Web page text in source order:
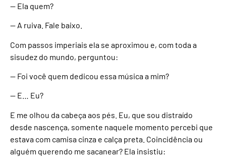
— Ela quem?
— A ruiva. Fale baixo.
Com passos imperiais ela se aproximou e, com toda a
sisudez do mundo, perguntou:
— Foi você quem dedicou essa música a mim?
— E… Eu?
E me olhou da cabeça aos pés. Eu, que sou distraído
desde nascença, somente naquele momento percebi que
estava com camisa cinza e calça preta. Coincidência ou
alguém querendo me sacanear? Ela insistiu: